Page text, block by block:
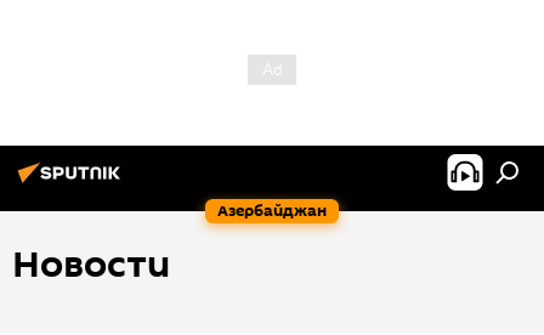
Азербайджан
Новости